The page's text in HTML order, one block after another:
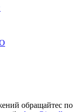
обращайтес по